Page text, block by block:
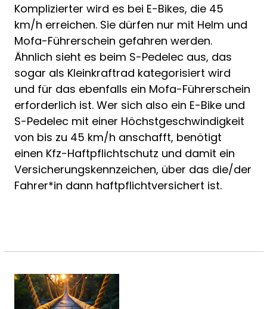
Komplizierter wird es bei E-Bikes, die 45
km/h erreichen. Sie dürfen nur mit Helm und
Mofa-Führerschein gefahren werden.
Ähnlich sieht es beim S-Pedelec aus, das
sogar als Kleinkraftrad kategorisiert wird
und für das ebenfalls ein Mofa-Führerschein
erforderlich ist. Wer sich also ein E-Bike und
S-Pedelec mit einer Höchstgeschwindigkeit
von bis zu 45 km/h anschafft, benötigt
einen Kfz-Haftpflichtschutz und damit ein
Versicherungskennzeichen, über das die/der
Fahrer*in dann haftpflichtversichert ist.